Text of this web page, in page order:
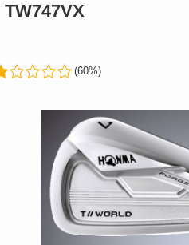
(60%)